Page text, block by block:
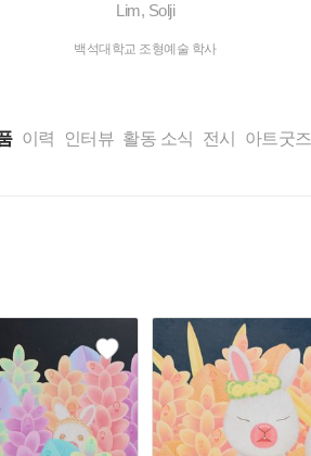
Lim, Solji
백석대학교 조형예술 학사
이력 인터뷰 활동 소식 전시 아트굿즈